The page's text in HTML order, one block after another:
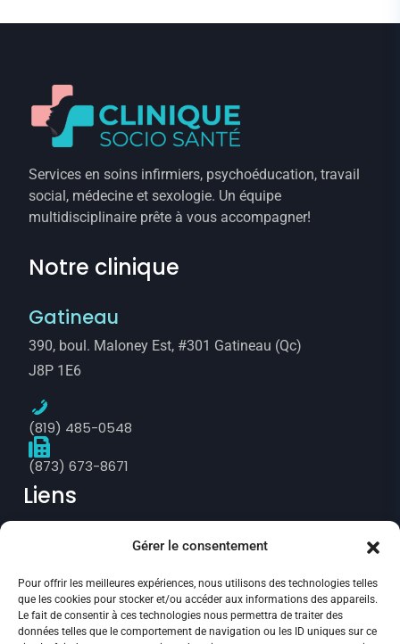
Gérer le consentement
Pour offrir les meilleures expériences, nous utilisons des technologies telles
que les cookies pour stocker et/ou accéder aux informations des appareils.
Le fait de consentir à ces technologies nous permettra de traiter des
données telles que le comportement de navigation ou les ID uniques sur ce
Services en soins infirmiers, psychoéducation, travail
social, médecine et sexologie. Un équipe
multidisciplinaire prête à vous accompagner!
Notre clinique
Gatineau
390, boul. Maloney Est, #301 Gatineau (Qc)
J8P 1E6
(819) 485-0548
(873) 673-8671
Liens
Politique de confidentialité
Annulation et remboursement